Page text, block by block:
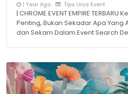
1 Year Ago Tips Urus Event
| CHROME EVENT EMPIRE
Penting, Bukan Sekadar Apa Yang
dan Sekam Dalam Event Search